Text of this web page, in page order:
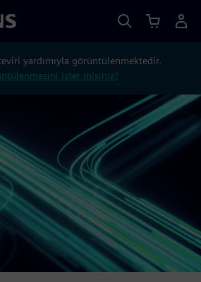
yardımıyla görüntülenmektedir.
ister misiniz?